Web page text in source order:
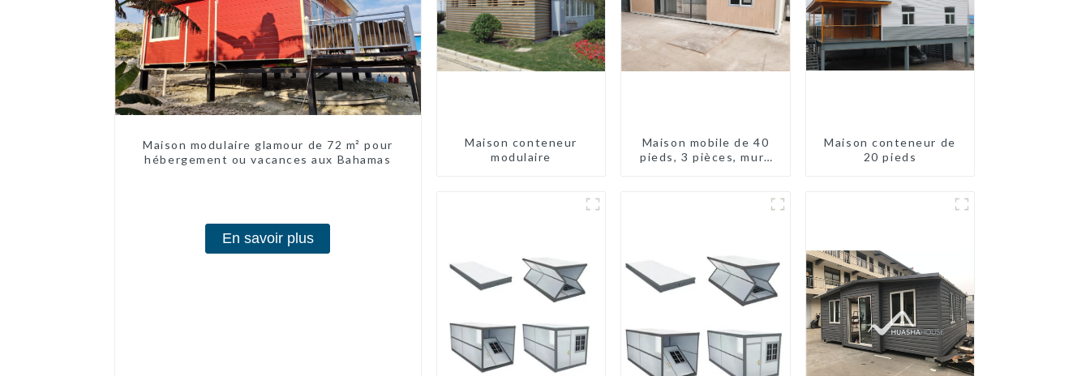
Maison modulaire glamour de 72 m² pour
hébergement ou vacances aux Bahamas
En savoir plus
Maison conteneur
modulaire
Maison mobile de 40
pieds, 3 pièces, murs
extensible, 3 chambres
Maison conteneur de
20 pieds